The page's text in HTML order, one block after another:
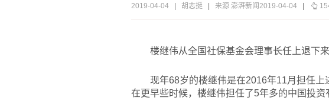
2019-04-04 胡志挺 来源 澎湃新闻2019-04-04
楼继伟从全国社保基金会理事长任上退下
现年68岁的楼继伟是在2016年11月担任上
在更早些时候，楼继伟担任了5年多的中国投